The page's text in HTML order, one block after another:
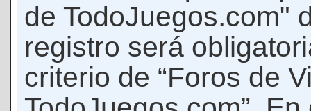
de TodoJuegos.com"
registro será
criterio de “Foros de